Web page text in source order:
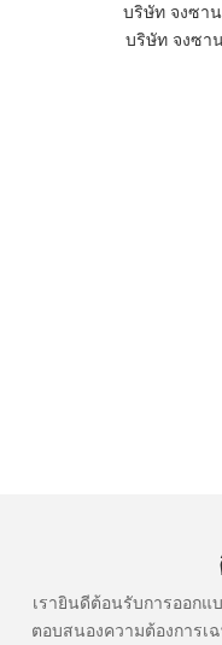
บริษัท จงซา
บริษัท จงซา
เรายินดีต้อนรับการออก
ตอบสนองความต้องการเ